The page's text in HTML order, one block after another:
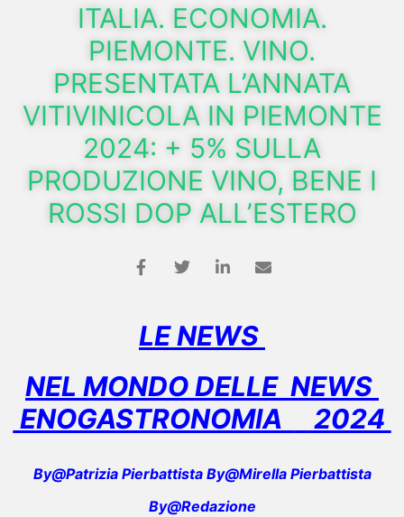
ITALIA. ECONOMIA.
PIEMONTE. VINO.
PRESENTATA L’ANNATA
VITIVINICOLA IN PIEMONTE
2024: + 5% SULLA
PRODUZIONE VINO, BENE I
ROSSI DOP ALL’ESTERO
LE NEWS
NEL MONDO DELLE NEWS
ENOGASTRONOMIA
2024
By@Patrizia Pierbattista By@Mirella Pierbattista
By@Redazione